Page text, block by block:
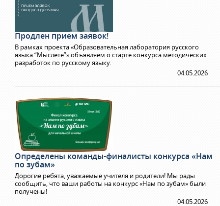
Продлен прием заявок!
В рамках проекта «Образовательная лаборатория русского
языка “Мыслете”» объявляем о старте конкурса методических
разработок по русскому языку.
04.05.2026
Определены команды-финалисты конкурса «Нам
по зубам»
Дорогие ребята, уважаемые учителя и родители! Мы рады
сообщить, что ваши работы на конкурс «Нам по зубам» были
получены!
04.05.2026